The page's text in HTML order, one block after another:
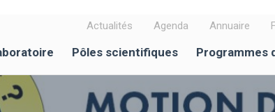
Actualités Agenda Annuaire
Pôles scientifiques Programmes